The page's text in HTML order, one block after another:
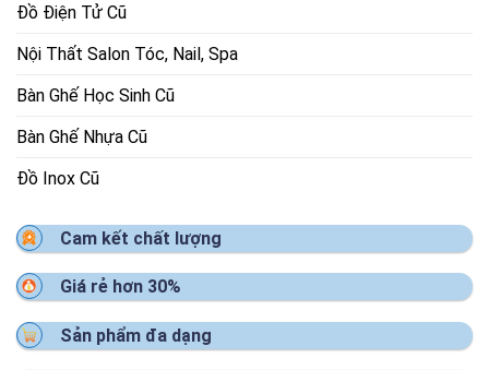
Đồ Điện Tử Cũ
Nội Thất Salon Tóc, Nail, Spa
Bàn Ghế Học Sinh Cũ
Bàn Ghế Nhựa Cũ
Đồ Inox Cũ
Cam kết chất lượng
Giá rẻ hơn 30%
Sản phẩm đa dạng